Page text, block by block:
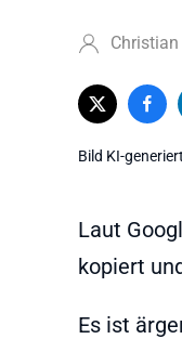
Bild KI-generiert
Laut
kopiert
Es ist